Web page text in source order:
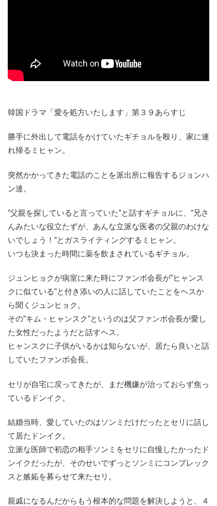
韓国ドラマ「愛を処方いたします」第３９あらすじ
勝手に外出して電話をかけていたギチョルを殴り、家に連
れ帰るミヒャン。
突然かかってきた電話のことを派出所に報告するジョンハ
ン達。
”父親を探していると言っていた”と話すギチョルに、”兄さ
んみたいな役立たずが、あんな立派な医者の父親のわけな
いでしょう！”とガスライティングするミヒャン。
いつも決まった時間に薬を飲まされているギチョル。
ジュンヒョクが病室に来た時にファンボ会長が”ヒャンス
クに似ている”と付き添いの人に話していたことをヘスか
ら聞くジュンヒョク。
その”キム・ヒャンスク”というのは父ファンボ会長が愛し
た女性だったようだと話すヘス。
ヒャンスクに子供がいるかは知らないが、居たら良いと話
していたファンボ会長。
セリが自宅に戻ってきたが、まだ機嫌が治っておらず焦っ
ているドンイク。
結婚当時、愛していたのはソンミだけだったとセリに話し
て居たドンイク。
立派な医師で初恋の相手ソンミをセリに自慢したかったド
ンイクだったが、そのせいでずっとソンミにコンプレック
スと嫉妬を募らせて来たセリ。
親戚になるんだからもう根本的な問題を解決しようと、４